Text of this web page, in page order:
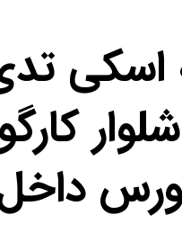
اسکی